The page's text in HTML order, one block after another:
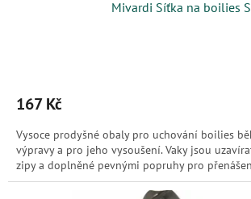
Mivardi Síťka na boilies S
167 Kč
Vysoce prodyšné obaly pro uchování boilies
výpravy a pro jeho vysoušení. Vaky jsou
zipy a doplněné pevnými popruhy pro